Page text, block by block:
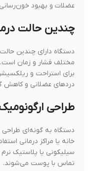
عضلات و بهبود خون‌رسانی
چندین حالت درمانی
دستگاه دارای چندین حالت
مختلف فشار و زمان است.
برای استراحت و ریلکسیشن،
دردهای عضلانی و کاهش
طراحی ارگونومیک
دستگاه به گونه‌ای طراحی
خانه یا مراکز درمانی
سیلیکونی یا پلاستیک نرم
تماس با پوست می‌شوند.